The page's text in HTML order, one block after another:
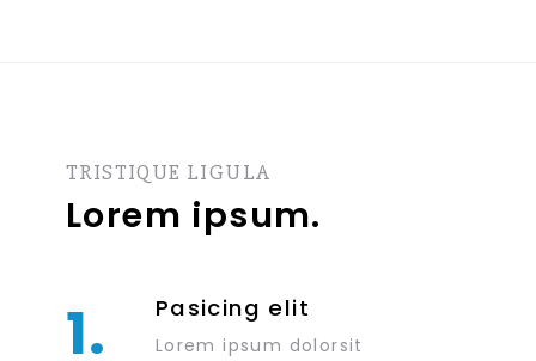
TRISTIQUE LIGULA
Lorem ipsum.
1. Pasicing elit
Lorem ipsum dolorsit